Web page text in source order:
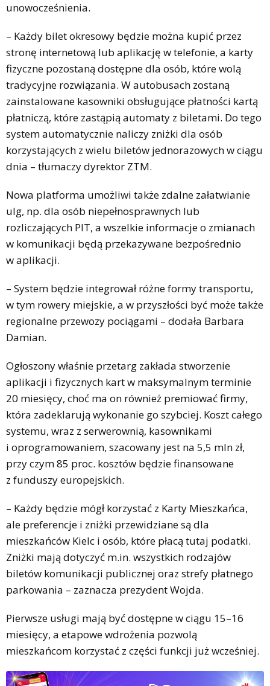
unowocześnienia.
– Każdy bilet okresowy będzie można kupić przez
stronę internetową lub aplikację w telefonie, a karty
fizyczne pozostaną dostępne dla osób, które wolą
tradycyjne rozwiązania. W autobusach zostaną
zainstalowane kasowniki obsługujące płatności kartą
płatniczą, które zastąpią automaty z biletami. Do tego
system automatycznie naliczy zniżki dla osób
korzystających z wielu biletów jednorazowych w ciągu
dnia – tłumaczy dyrektor ZTM.
Nowa platforma umożliwi także zdalne załatwianie
ulg, np. dla osób niepełnosprawnych lub
rozliczających PIT, a wszelkie informacje o zmianach
w komunikacji będą przekazywane bezpośrednio
w aplikacji.
– System będzie integrował różne formy transportu,
w tym rowery miejskie, a w przyszłości być może także
regionalne przewozy pociągami – dodała Barbara
Damian.
Ogłoszony właśnie przetarg zakłada stworzenie
aplikacji i fizycznych kart w maksymalnym terminie
20 miesięcy, choć ma on również premiować firmy,
która zadeklarują wykonanie go szybciej. Koszt całego
systemu, wraz z serwerownią, kasownikami
i oprogramowaniem, szacowany jest na 5,5 mln zł,
przy czym 85 proc. kosztów będzie finansowane
z funduszy europejskich.
– Każdy będzie mógł korzystać z Karty Mieszkańca,
ale preferencje i zniżki przewidziane są dla
mieszkańców Kielc i osób, które płacą tutaj podatki.
Zniżki mają dotyczyć m.in. wszystkich rodzajów
biletów komunikacji publicznej oraz strefy płatnego
parkowania – zaznacza prezydent Wojda.
Pierwsze usługi mają być dostępne w ciągu 15–16
miesięcy, a etapowe wdrożenia pozwolą
mieszkańcom korzystać z części funkcji już wcześniej.